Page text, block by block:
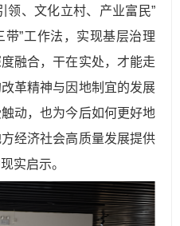
领、文化立村、产业富民”
带”工作法，实现基层治理
融合，干在实处，才能走
革精神与因地制宜的发展
动，也为今后如何更好地
经济社会高质量发展提供
实启示。